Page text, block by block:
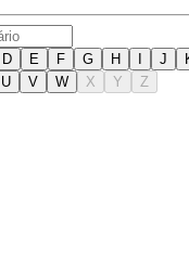
D E F G H J
U V W X Y Z